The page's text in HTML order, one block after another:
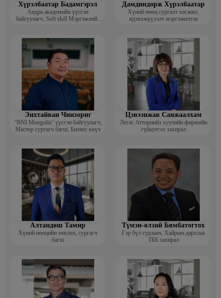
Хүрэлбаатар Бадамгэрэл
Андра академийн үүсгэн
байгуулагч, Soft skill Мэргэжлийн
Дамдиндорж Хүрэлбаатар
Хүний нөөц сургалт хөгжил,
идэвхжүүлэлт мэргэжилтэн
Энхтайван Чинзориг
“BNI Mongolia” үүсгэн байгуулагч,
Мастер сургагч багш, Бизнес көүч
Цэвээнжав Санжаалхам
Легас Атторнийз хуулийн фирмийн
гүйцэтгэх захирал
Алтандөш Тамир
Хүний нөөцийн зөвлөх, сургагч
багш
Түмэн-өлзий Бямбатогтох
Гэр бүл судлаач, Хайрын дархлаа
ТББ захирал